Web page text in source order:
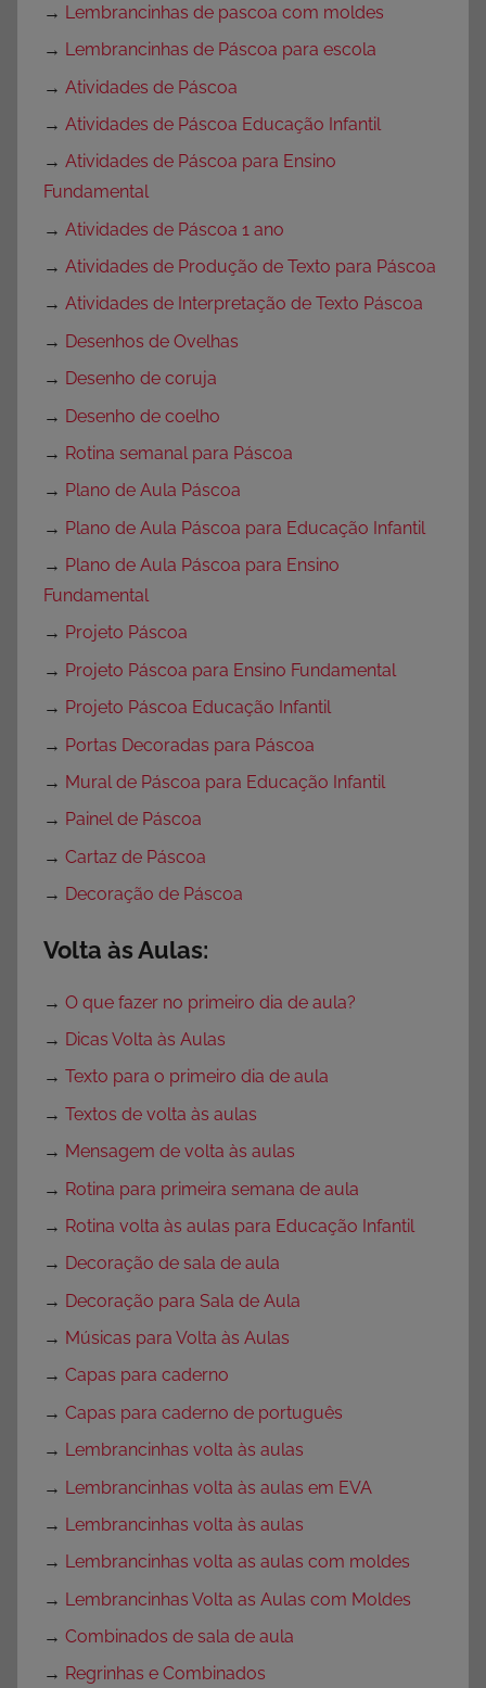
→ Lembrancinhas de pascoa com moldes
→ Lembrancinhas de Páscoa para escola
→ Atividades de Páscoa
→ Atividades de Páscoa Educação Infantil
→ Atividades de Páscoa para Ensino
Fundamental
→ Atividades de Páscoa 1 ano
→ Atividades de Produção de Texto para Páscoa
→ Atividades de Interpretação de Texto Páscoa
→ Desenhos de Ovelhas
→ Desenho de coruja
→ Desenho de coelho
→ Rotina semanal para Páscoa
→ Plano de Aula Páscoa
→ Plano de Aula Páscoa para Educação Infantil
→ Plano de Aula Páscoa para Ensino
Fundamental
→ Projeto Páscoa
→ Projeto Páscoa para Ensino Fundamental
→ Projeto Páscoa Educação Infantil
→ Portas Decoradas para Páscoa
→ Mural de Páscoa para Educação Infantil
→ Painel de Páscoa
→ Cartaz de Páscoa
→ Decoração de Páscoa
Volta às Aulas:
→ O que fazer no primeiro dia de aula?
→ Dicas Volta às Aulas
→ Texto para o primeiro dia de aula
→ Textos de volta às aulas
→ Mensagem de volta às aulas
→ Rotina para primeira semana de aula
→ Rotina volta às aulas para Educação Infantil
→ Decoração de sala de aula
→ Decoração para Sala de Aula
→ Músicas para Volta às Aulas
→ Capas para caderno
→ Capas para caderno de português
→ Lembrancinhas volta às aulas
→ Lembrancinhas volta às aulas em EVA
→ Lembrancinhas volta às aulas
→ Lembrancinhas volta as aulas com moldes
→ Lembrancinhas Volta as Aulas com Moldes
→ Combinados de sala de aula
→ Regrinhas e Combinados